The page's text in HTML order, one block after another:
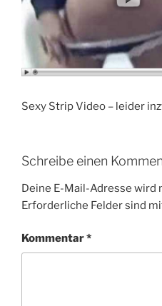
Sexy Strip Video – leider
Schreibe einen
Deine E-Mail-Adresse
Erforderliche Felder sind
Kommentar*